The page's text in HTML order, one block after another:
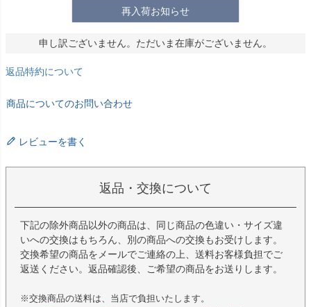
再入荷お知らせ
申し訳ございません。ただいま在庫がございません。
返品特約について
商品についてのお問い合わせ
レビューを書く
返品・交換について
下記の除外商品以外の商品は、同じ商品の色違い・サイズ違
いへの交換はもちろん、別の商品への交換もお受けします。
交換希望の商品をメールでご連絡の上、送料お客様負担でご
返送ください。返品確認後、ご希望の商品をお送りします。
※交換商品の送料は、当店で負担いたします。